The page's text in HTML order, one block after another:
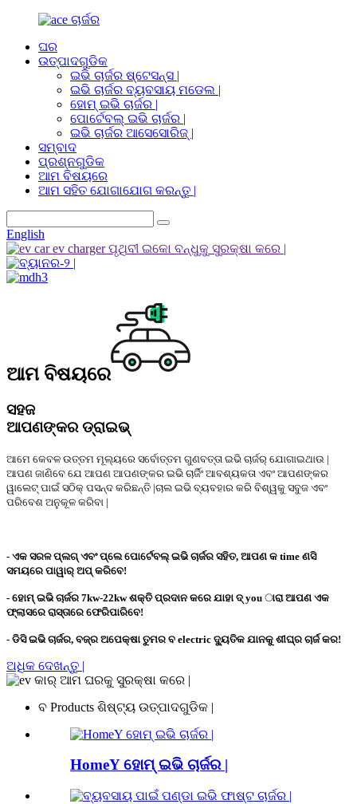
ଘର
ଉତ୍ପାଦଗୁଡିକ
ଇଭି ଚାର୍ଜର ଷ୍ଟେସନ୍ସ |
ଇଭି ଚାର୍ଜର ବ୍ୟବସାୟ ମଡେଲ |
ହୋମ୍ ଇଭି ଚାର୍ଜର |
ପୋର୍ଟେବଲ୍ ଇଭି ଚାର୍ଜର |
ଇଭି ଚାର୍ଜର ଆସେସୋରିଜ୍ |
ସମ୍ବାଦ
ପ୍ରଶ୍ନଗୁଡିକ
ଆମ ବିଷୟରେ
ଆମ ସହିତ ଯୋଗାଯୋଗ କରନ୍ତୁ |
English
ଆମ ବିଷୟରେ
ସହଜ
ଆପଣଙ୍କର ଡ୍ରାଇଭ୍
ଆମେ କେବଳ ଉତ୍ତମ ମୂଲ୍ୟରେ ସର୍ବୋତ୍ତମ ଗୁଣବତ୍ତା ଇଭି ଚାର୍ଜର୍ ଯୋଗାଇଥାଉ |
ଆପଣ ଜାଣିବେ ଯେ ଆପଣ ଆପଣଙ୍କର ଇଭି ଚାର୍ଜିଂ ଆବଶ୍ୟକତା ଏବଂ ଆପଣଙ୍କର
ୱାଲେଟ୍ ପାଇଁ ସଠିକ୍ ପସନ୍ଦ କରିଛନ୍ତି |ଚାଲ ଇଭି ବ୍ୟବହାର କରି ବିଶ୍ୱକୁ ସବୁଜ ଏବଂ
ପରିବେଶ ଅନୁକୂଳ କରିବା |
- ଏକ ସରଳ ପ୍ଲଗ୍ ଏବଂ ପ୍ଲେ ପୋର୍ଟେବଲ୍ ଇଭି ଚାର୍ଜର ସହିତ, ଆପଣ କ time ଣସି
ସମୟରେ ପାୱାର୍ ଅପ୍ କରିବେ!
- ହୋମ୍ ଇଭି ଚାର୍ଜର 7kw-22kw ଶକ୍ତି ପ୍ରଦାନ କରେ ଯାହା ଦ୍ you ାରା ଆପଣ ଏକ
ଫ୍ଲାସରେ ରାସ୍ତାରେ ଫେରିପାରିବେ!
- ଡିସି ଇଭି ଚାର୍ଜର, ବଜ୍ର ଅପେକ୍ଷା ତୁମର ବ electric ଦ୍ୟୁତିକ ଯାନକୁ ଶୀଘ୍ର ଚାର୍ଜ କର!
ଅଧିକ ଦେଖନ୍ତୁ |
ବ Products ଶିଷ୍ଟ୍ୟ ଉତ୍ପାଦଗୁଡିକ |
HomeY ହୋମ୍ ଇଭି ଚାର୍ଜର |